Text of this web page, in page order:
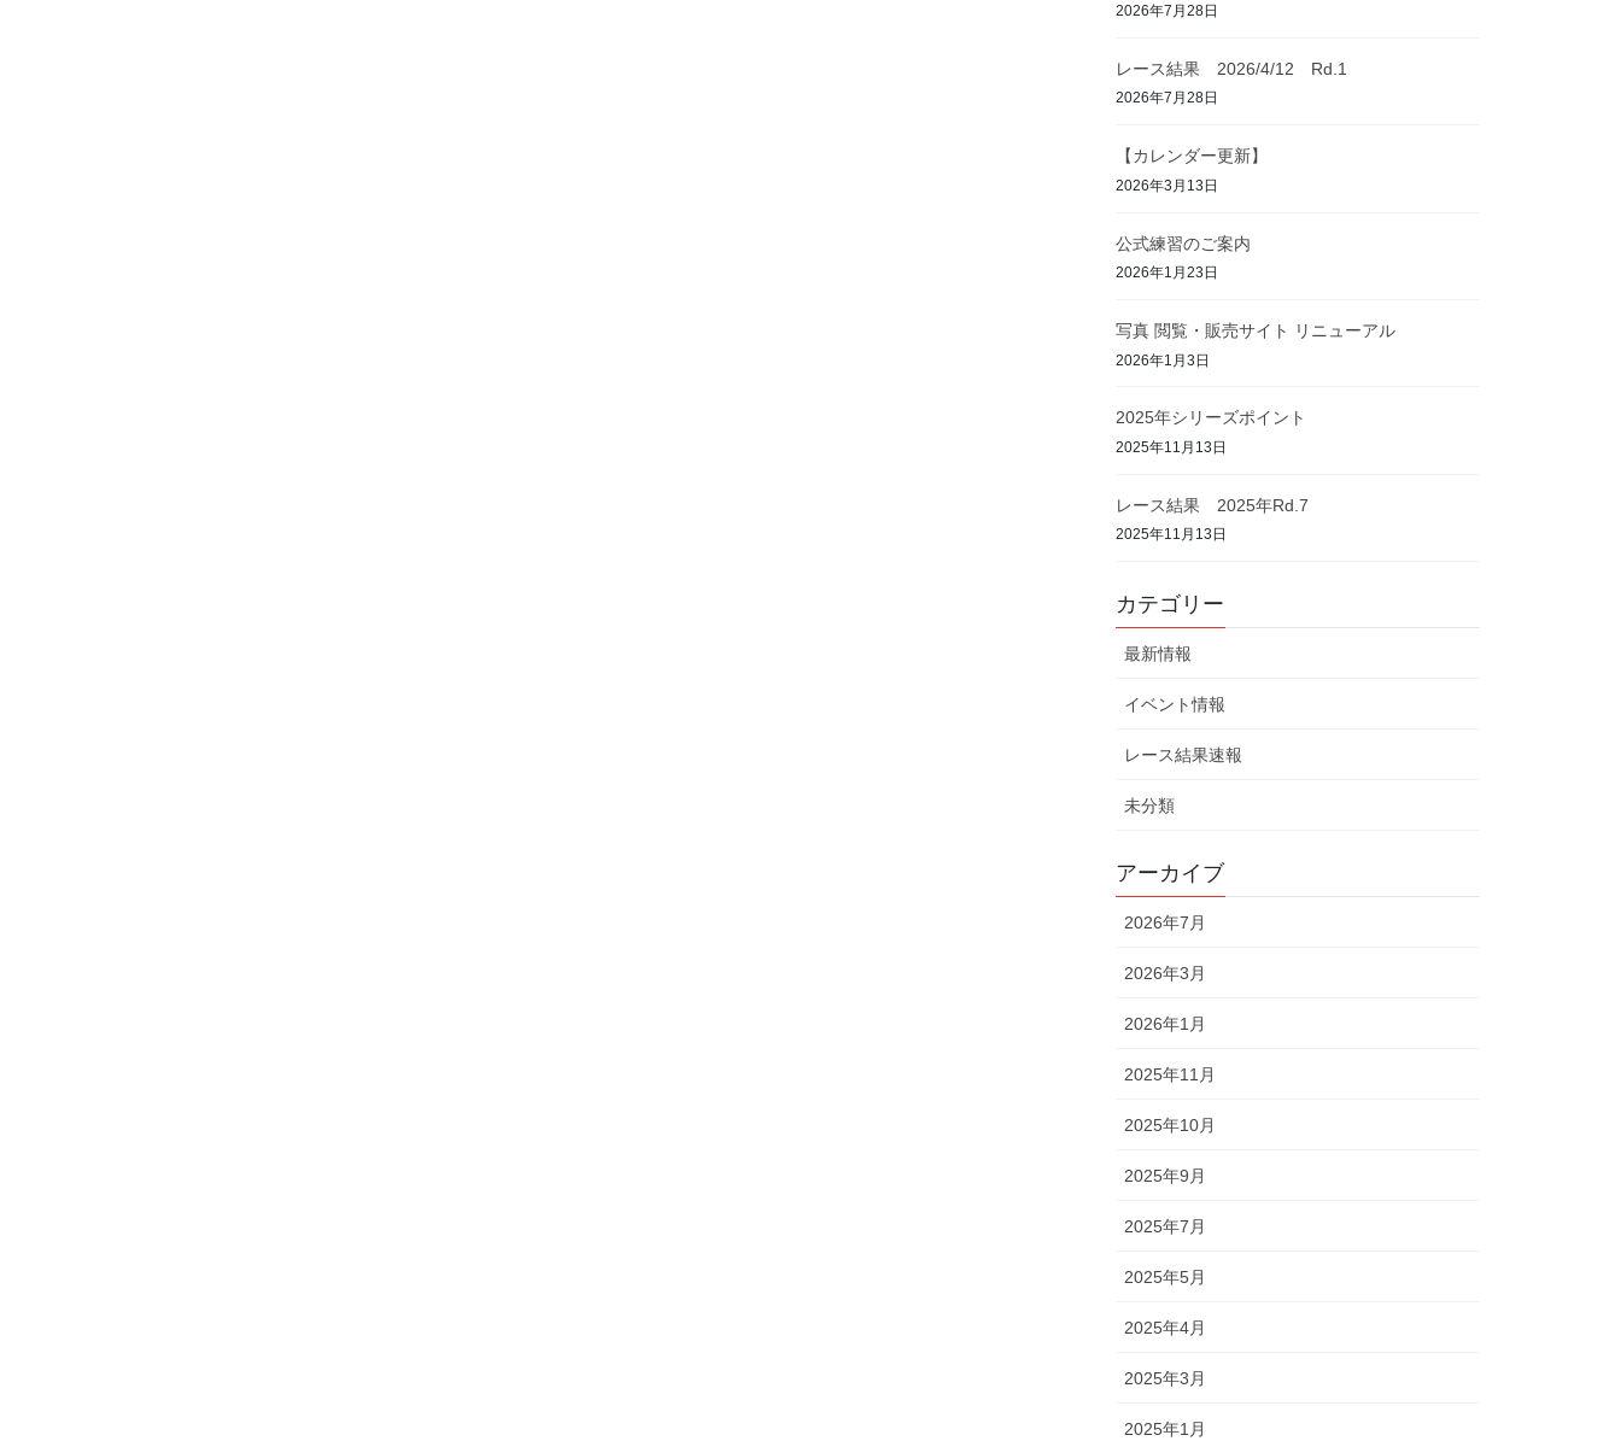
2026年7月28日
レース結果 2026/4/12 Rd.1
2026年7月28日
【カレンダー更新】
2026年3月13日
公式練習のご案内
2026年1月23日
写真 閲覧・販売サイト リニューアル
2026年1月3日
2025年シリーズポイント
2025年11月13日
レース結果 2025年Rd.7
2025年11月13日
カテゴリー
最新情報
イベント情報
レース結果速報
未分類
アーカイブ
2026年7月
2026年3月
2026年1月
2025年11月
2025年10月
2025年9月
2025年7月
2025年5月
2025年4月
2025年3月
2025年1月